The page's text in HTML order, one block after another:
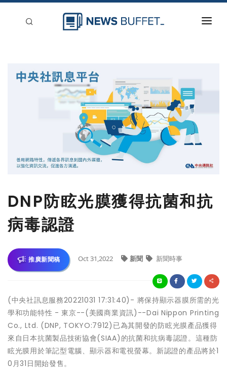
DNP防眩光膜獲得抗菌和抗
病毒認證
推廣新聞稿 Oct 31,2022 新聞 新聞時事
(中央社訊息服務20221031 17:31:40)- 將保持顯示器膜所需的光
學和功能特性 - 東京--(美國商業資訊)--Dai Nippon Printing
Co., Ltd. (DNP, TOKYO:7912)已為其開發的防眩光膜產品獲得
來自日本抗菌製品技術協會(SIAA)的抗菌和抗病毒認證。這種防
眩光膜用於筆記型電腦、顯示器和電視螢幕。新認證的產品將於1
0月31日開始發售。